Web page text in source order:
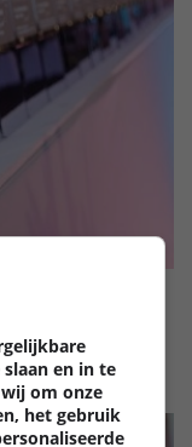
en in te
om onze
het gebruik